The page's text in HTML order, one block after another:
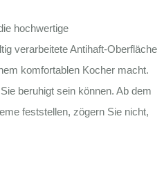
hochwertige
verarbeitete Antihaft-Oberfläche
komfortablen Kocher macht.
beruhigt sein können. Ab dem
feststellen, zögern Sie nicht,